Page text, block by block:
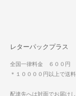
レターパックプラス
全国一律料金 ６００円
＊１００００円以上で送
配達先へは対面でお届け